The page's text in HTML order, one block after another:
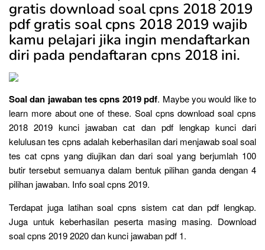
gratis download soal cpns 2018 2019
pdf gratis soal cpns 2018 2019 wajib
kamu pelajari jika ingin mendaftarkan
diri pada pendaftaran cpns 2018 ini.
Soal dan jawaban tes cpns 2019 pdf. Maybe you would like to
learn more about one of these. Soal cpns download soal cpns
2018 2019 kunci jawaban cat dan pdf lengkap kunci dari
kelulusan tes cpns adalah keberhasilan dari menjawab soal soal
tes cat cpns yang diujikan dan dari soal yang berjumlah 100
butir tersebut semuanya dalam bentuk pilihan ganda dengan 4
pilihan jawaban. Info soal cpns 2019.
Terdapat juga latihan soal cpns sistem cat dan pdf lengkap.
Juga untuk keberhasilan peserta masing masing. Download
soal cpns 2019 2020 dan kunci jawaban pdf 1.